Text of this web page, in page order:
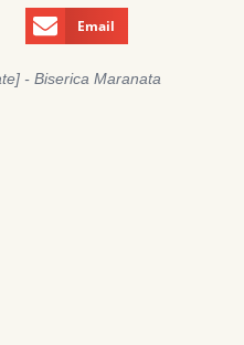
Email
- Biserica Maranata